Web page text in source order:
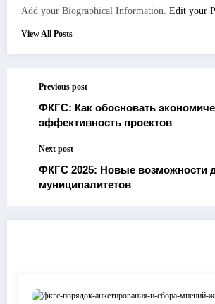
Add your Biographical Information. Edit your
View All Posts
Previous post
ФКГС: Как обосновать
эффективность проектов
Next post
ФКГС 2025: Новые возможности
муниципалитетов